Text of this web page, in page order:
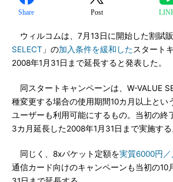
Share Post
ウィルコムは、7月13日に開始した割賦
SELECT 」の加入条件を緩和したスタート
2008年1月31日まで延長すると発表した。
同スタートキャンペーンは、W-VALUE
種変更する場合の使用期間10カ月以上とい
ユーザーも利用可能にするもの。当初の終
3カ月延長した2008年1月31日まで実施する
同じく、8xパケット定額を実質6000円／
通信カード向けのキャンペーンも当初の10